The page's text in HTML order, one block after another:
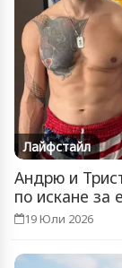
Лайфстайл
Андрю и
по искане за
19 Юли 2026